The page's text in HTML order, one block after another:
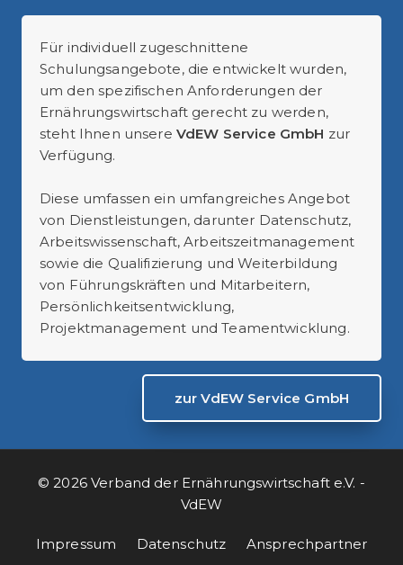
Für individuell zugeschnittene
Schulungsangebote, die entwickelt wurden,
um den spezifischen Anforderungen der
Ernährungswirtschaft gerecht zu werden,
steht Ihnen unsere VdEW Service GmbH zur
Verfügung.
Diese umfassen ein umfangreiches Angebot
von Dienstleistungen, darunter Datenschutz,
Arbeitswissenschaft, Arbeitszeitmanagement
sowie die Qualifizierung und Weiterbildung
von Führungskräften und Mitarbeitern,
Persönlichkeitsentwicklung,
Projektmanagement und Teamentwicklung.
zur VdEW Service GmbH
© 2026 Verband der Ernährungswirtschaft e.V. -
VdEW
Impressum Datenschutz
Ansprechpartner